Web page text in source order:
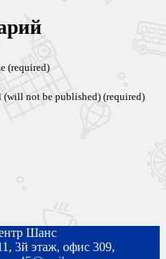
(required)
(will not be published) (required)
Шанс
3й этаж, офис 309,